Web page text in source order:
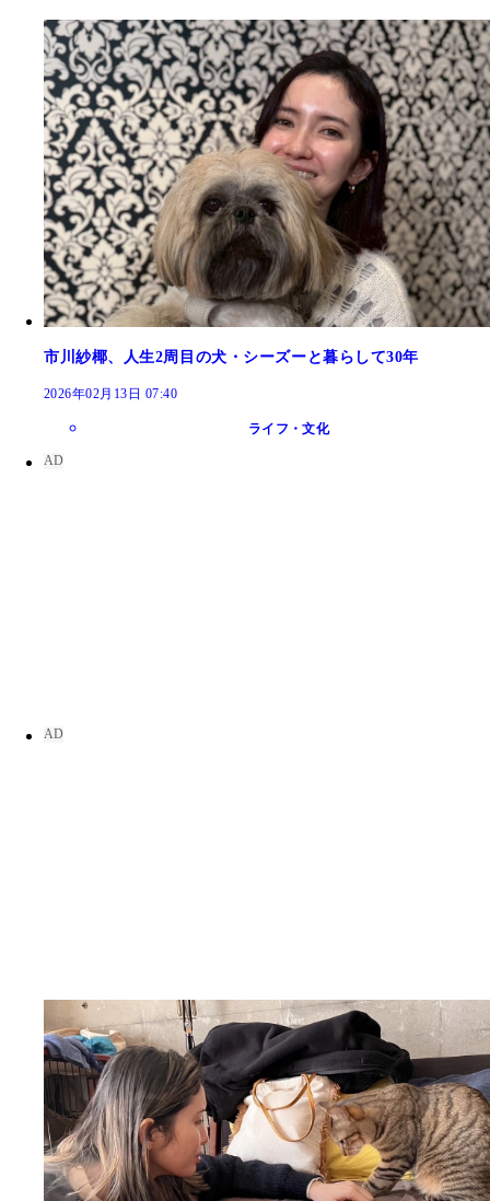
市川紗椰、人生2周目の犬・シーズーと暮らして30年
2026年02月13日 07:40
ライフ・文化